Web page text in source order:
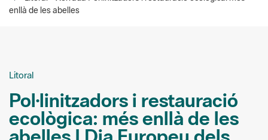
Pol·linitzadors i restauració
ecològica: més enllà de les
abelles | Dia Europeu dels
Parcs